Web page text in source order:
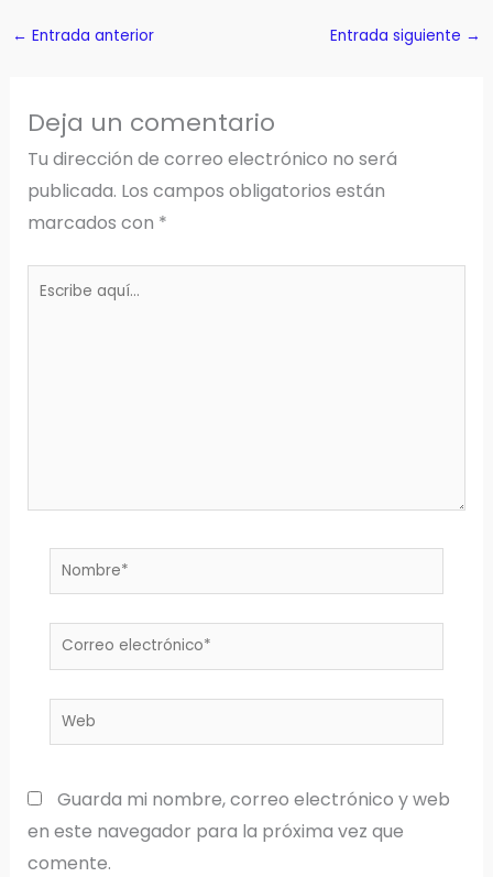
← Entrada anterior Entrada siguiente →
Deja un comentario
Tu dirección de correo electrónico no será
publicada. Los campos obligatorios están
marcados con *
Escribe
Nombre*
Correo
electrónico*
Web
Guarda mi nombre, correo electrónico y web
en este navegador para la próxima vez que
comente.